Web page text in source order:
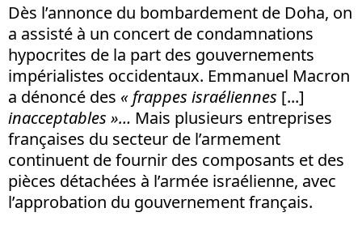
Dès l’annonce du bombardement de Doha, on
a assisté à un concert de condamnations
hypocrites de la part des gouvernements
impérialistes occidentaux. Emmanuel Macron
a dénoncé des « frappes israéliennes [...]
inacceptables »… Mais plusieurs entreprises
françaises du secteur de l’armement
continuent de fournir des composants et des
pièces détachées à l’armée israélienne, avec
l’approbation du gouvernement français.